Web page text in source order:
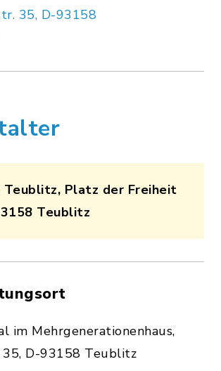
35, D-93158
Platz der Freiheit
Teublitz
im Mehrgenerationenhaus,
D-93158 Teublitz